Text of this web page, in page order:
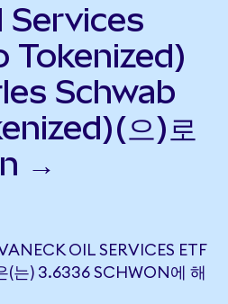
Services
Tokenized)
Schwab
으)로
→
OIL SERVICES ETF
(는) 3.6336 SCHWON에 해